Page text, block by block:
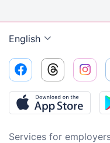
English
Services for